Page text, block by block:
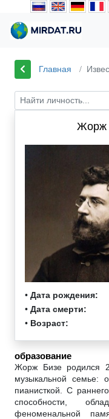
Главная
Жорж
• Дата рождения:
• Дата смерти:
• Возраст:
образование
Жорж Бизе родился
музыкальной семье:
пианисткой. С
способности,
феноменальной